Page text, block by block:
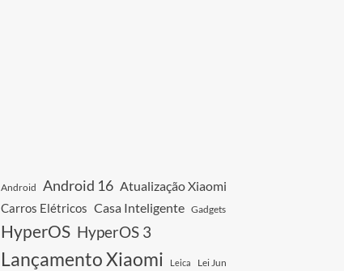
Android Android 16 Atualização Xiaomi
Carros Elétricos Casa Inteligente Gadgets
HyperOS HyperOS 3
Lançamento Xiaomi Leica Lei Jun